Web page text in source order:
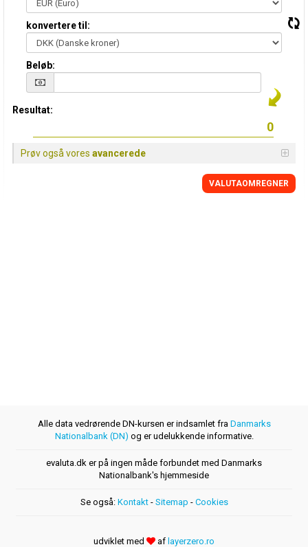
konvertere til:
Beløb:
Resultat:
Prøv også vores avancerede
VALUTAOMREGNER
Alle data vedrørende DN-kursen er indsamlet fra Danmarks
Nationalbank (DN) og er udelukkende informative.
evaluta.dk er på ingen måde forbundet med Danmarks
Nationalbank's hjemmeside
Se også: Kontakt- Sitemap - Cookies
udviklet med af layerzero.ro